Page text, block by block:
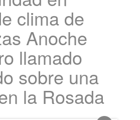
clima de
Anoche
llamado
sobre una
la Rosada